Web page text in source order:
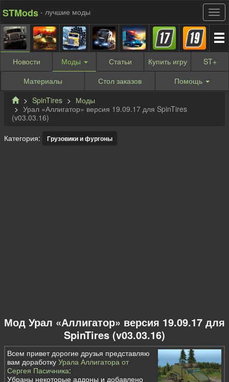
STMods - лучшие моды
Новости Моды Статьи Купить игру ST+
Материалы
Стол заказов
Помощь
SpinTires
Моды
Урал «Аллигатор» версия 19.09.17 для SpinTires
(v03.03.16)
Категория: Грузовики и фургоны
Мод Урал «Аллигатор» версия 19.09.17 для
SpinTires (v03.03.16)
Всем привет дорогие друзья представляю
вам доработкуУрала Аллигатора от
Сергея Пасичника:
Убраны некоторые аддоны и добавлено